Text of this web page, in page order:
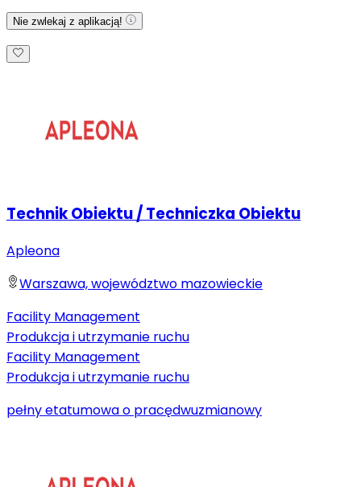
Nie zwlekaj z aplikacją!
Technik Obiektu / Techniczka Obiektu
Apleona
Warszawa, województwo mazowieckie
Facility Management
Produkcja i utrzymanie ruchu
Facility Management
Produkcja i utrzymanie ruchu
pełny etatumowa o pracędwuzmianowy